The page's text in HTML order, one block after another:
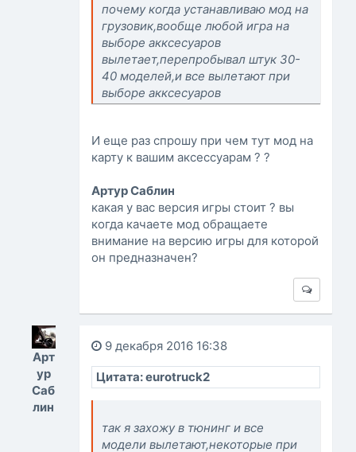
почему когда устанавливаю мод на
грузовик,вообще любой игра на
выборе акксесуаров
вылетает,перепробывал штук 30-
40 моделей,и все вылетают при
выборе акксесуаров
И еще раз спрошу при чем тут мод на
карту к вашим аксессуарам ? ?
Артур Саблин
какая у вас версия игры стоит ? вы
когда качаете мод обращаете
внимание на версию игры для которой
он предназначен?
Арт
ур
Саб
лин
9 декабря 2016 16:38
Цитата: eurotruck2
так я захожу в тюнинг и все
модели вылетают,некоторые при